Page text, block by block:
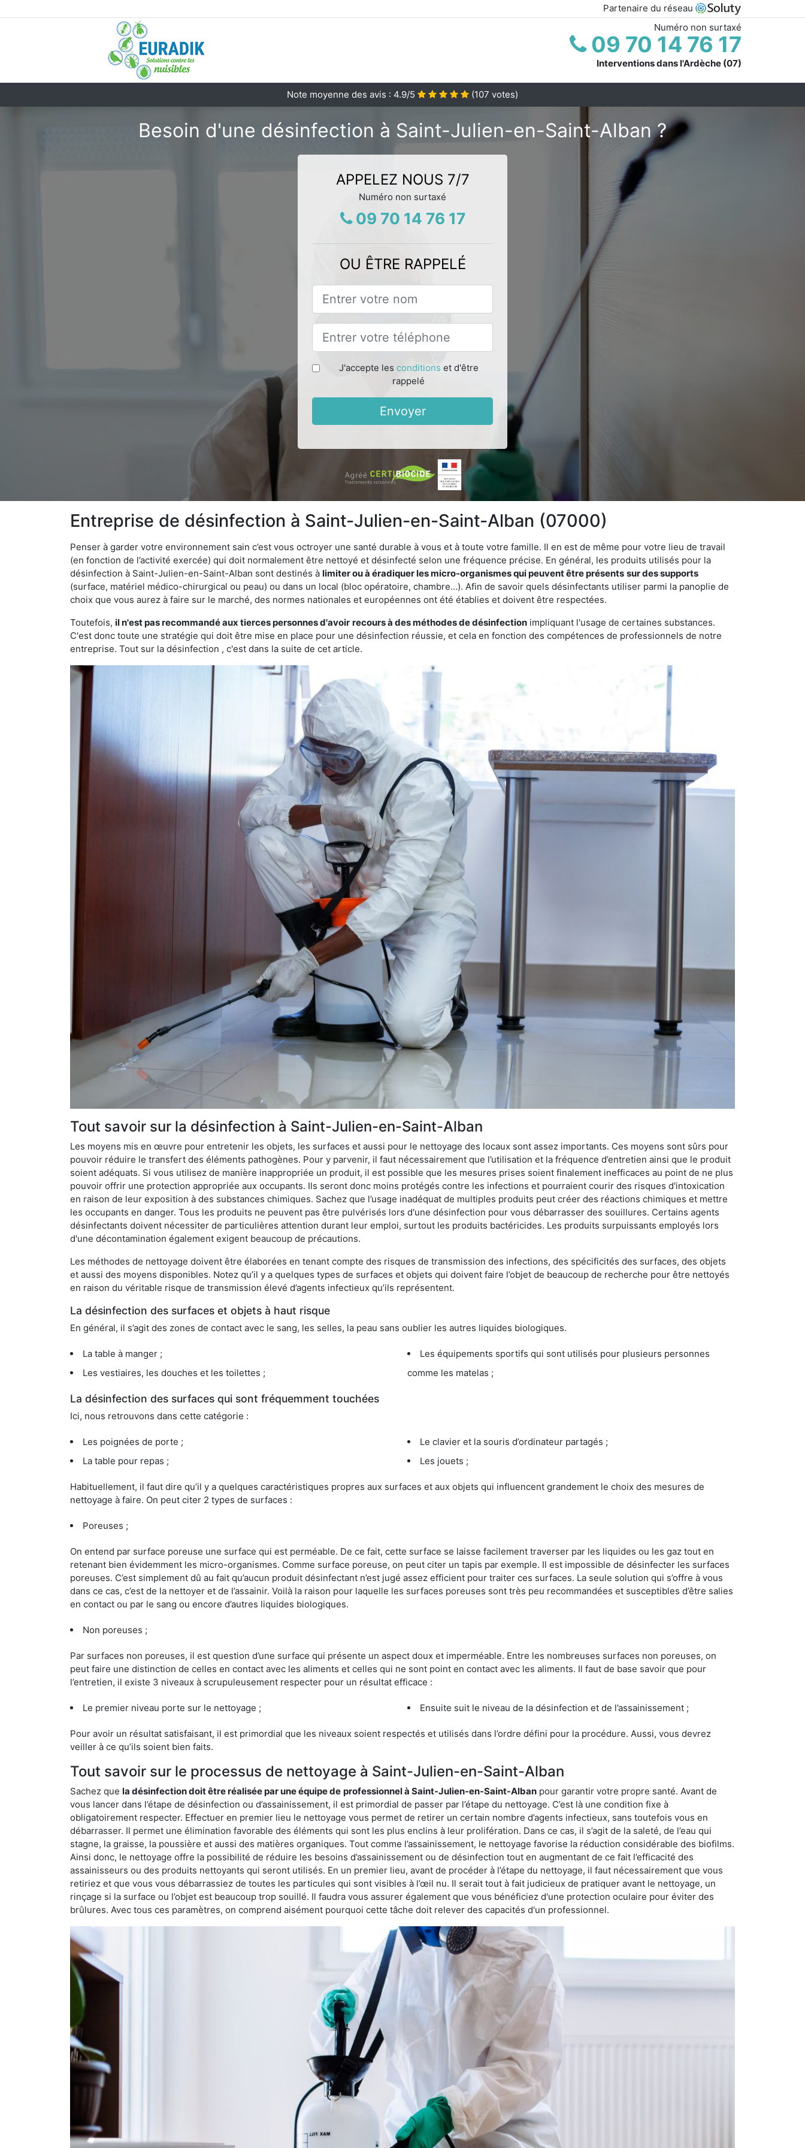
Partenaire du réseau
Numéro non surtaxé
09 70 14 76 17
Interventions dans l'Ardèche (07)
Note moyenne des avis : 4.9/5 (107 votes)
Besoin d'une désinfection à Saint-Julien-en-Saint-Alban ?
APPELEZ NOUS 7/7
Numéro non surtaxé
09 70 14 76 17
OU ÊTRE RAPPELÉ
J'accepte les conditions et d'être
rappelé
Envoyer
Entreprise de désinfection à Saint-Julien-en-Saint-Alban (07000)
Penser à garder votre environnement sain c’est vous octroyer une santé durable à vous et à toute votre famille. Il en est de même pour votre lieu de travail
(en fonction de l’activité exercée) qui doit normalement être nettoyé et désinfecté selon une fréquence précise. En général, les produits utilisés pour la
désinfection à Saint-Julien-en-Saint-Alban sont destinés à limiter ou à éradiquer les micro-organismes qui peuvent être présents sur des supports
(surface, matériel médico-chirurgical ou peau) ou dans un local (bloc opératoire, chambre…). Afin de savoir quels désinfectants utiliser parmi la panoplie de
choix que vous aurez à faire sur le marché, des normes nationales et européennes ont été établies et doivent être respectées.
Toutefois, il n'est pas recommandé aux tierces personnes d'avoir recours à des méthodes de désinfection impliquant l'usage de certaines substances.
C'est donc toute une stratégie qui doit être mise en place pour une désinfection réussie, et cela en fonction des compétences de professionnels de notre
entreprise. Tout sur la désinfection , c'est dans la suite de cet article.
Tout savoir sur la désinfection à Saint-Julien-en-Saint-Alban
Les moyens mis en œuvre pour entretenir les objets, les surfaces et aussi pour le nettoyage des locaux sont assez importants. Ces moyens sont sûrs pour
pouvoir réduire le transfert des éléments pathogènes. Pour y parvenir, il faut nécessairement que l’utilisation et la fréquence d’entretien ainsi que le produit
soient adéquats. Si vous utilisez de manière inappropriée un produit, il est possible que les mesures prises soient finalement inefficaces au point de ne plus
pouvoir offrir une protection appropriée aux occupants. Ils seront donc moins protégés contre les infections et pourraient courir des risques d'intoxication
en raison de leur exposition à des substances chimiques. Sachez que l’usage inadéquat de multiples produits peut créer des réactions chimiques et mettre
les occupants en danger. Tous les produits ne peuvent pas être pulvérisés lors d'une désinfection pour vous débarrasser des souillures. Certains agents
désinfectants doivent nécessiter de particulières attention durant leur emploi, surtout les produits bactéricides. Les produits surpuissants employés lors
d'une décontamination également exigent beaucoup de précautions.
Les méthodes de nettoyage doivent être élaborées en tenant compte des risques de transmission des infections, des spécificités des surfaces, des objets
et aussi des moyens disponibles. Notez qu’il y a quelques types de surfaces et objets qui doivent faire l’objet de beaucoup de recherche pour être nettoyés
en raison du véritable risque de transmission élevé d’agents infectieux qu’ils représentent.
La désinfection des surfaces et objets à haut risque
En général, il s’agit des zones de contact avec le sang, les selles, la peau sans oublier les autres liquides biologiques.
La table à manger ;
Les vestiaires, les douches et les toilettes ;
Les équipements sportifs qui sont utilisés pour plusieurs personnes
comme les matelas ;
La désinfection des surfaces qui sont fréquemment touchées
Ici, nous retrouvons dans cette catégorie :
Les poignées de porte ;
La table pour repas ;
Le clavier et la souris d’ordinateur partagés ;
Les jouets ;
Habituellement, il faut dire qu’il y a quelques caractéristiques propres aux surfaces et aux objets qui influencent grandement le choix des mesures de
nettoyage à faire. On peut citer 2 types de surfaces :
Poreuses ;
On entend par surface poreuse une surface qui est perméable. De ce fait, cette surface se laisse facilement traverser par les liquides ou les gaz tout en
retenant bien évidemment les micro-organismes. Comme surface poreuse, on peut citer un tapis par exemple. Il est impossible de désinfecter les surfaces
poreuses. C’est simplement dû au fait qu’aucun produit désinfectant n’est jugé assez efficient pour traiter ces surfaces. La seule solution qui s’offre à vous
dans ce cas, c’est de la nettoyer et de l’assainir. Voilà la raison pour laquelle les surfaces poreuses sont très peu recommandées et susceptibles d’être salies
en contact ou par le sang ou encore d’autres liquides biologiques.
Non poreuses ;
Par surfaces non poreuses, il est question d’une surface qui présente un aspect doux et imperméable. Entre les nombreuses surfaces non poreuses, on
peut faire une distinction de celles en contact avec les aliments et celles qui ne sont point en contact avec les aliments. Il faut de base savoir que pour
l’entretien, il existe 3 niveaux à scrupuleusement respecter pour un résultat efficace :
Le premier niveau porte sur le nettoyage ; Ensuite suit le niveau de la désinfection et de l’assainissement ;
Pour avoir un résultat satisfaisant, il est primordial que les niveaux soient respectés et utilisés dans l’ordre défini pour la procédure. Aussi, vous devrez
veiller à ce qu’ils soient bien faits.
Tout savoir sur le processus de nettoyage à Saint-Julien-en-Saint-Alban
Sachez que la désinfection doit être réalisée par une équipe de professionnel à Saint-Julien-en-Saint-Alban pour garantir votre propre santé. Avant de
vous lancer dans l’étape de désinfection ou d’assainissement, il est primordial de passer par l’étape du nettoyage. C’est là une condition fixe à
obligatoirement respecter. Effectuer en premier lieu le nettoyage vous permet de retirer un certain nombre d’agents infectieux, sans toutefois vous en
débarrasser. Il permet une élimination favorable des éléments qui sont les plus enclins à leur prolifération. Dans ce cas, il s’agit de la saleté, de l’eau qui
stagne, la graisse, la poussière et aussi des matières organiques. Tout comme l’assainissement, le nettoyage favorise la réduction considérable des biofilms.
Ainsi donc, le nettoyage offre la possibilité de réduire les besoins d’assainissement ou de désinfection tout en augmentant de ce fait l’efficacité des
assainisseurs ou des produits nettoyants qui seront utilisés. En un premier lieu, avant de procéder à l’étape du nettoyage, il faut nécessairement que vous
retiriez et que vous vous débarrassiez de toutes les particules qui sont visibles à l’œil nu. Il serait tout à fait judicieux de pratiquer avant le nettoyage, un
rinçage si la surface ou l’objet est beaucoup trop souillé. Il faudra vous assurer également que vous bénéficiez d'une protection oculaire pour éviter des
brûlures. Avec tous ces paramètres, on comprend aisément pourquoi cette tâche doit relever des capacités d'un professionnel.